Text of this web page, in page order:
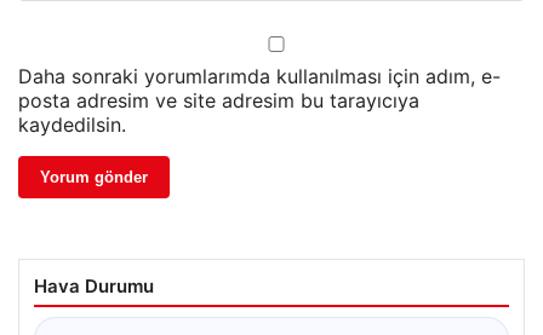
Daha sonraki yorumlarımda kullanılması için adım, e-
posta adresim ve site adresim bu tarayıcıya
kaydedilsin.
Hava Durumu